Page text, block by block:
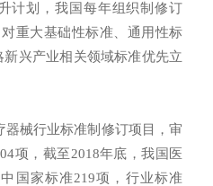
计划，我国每年组织制修订
重大基础性标准、通用性标
兴产业相关领域标准优先立
器械行业标准制修订项目，审
项，截至2018年底，我国医
国家标准219项，行业标准